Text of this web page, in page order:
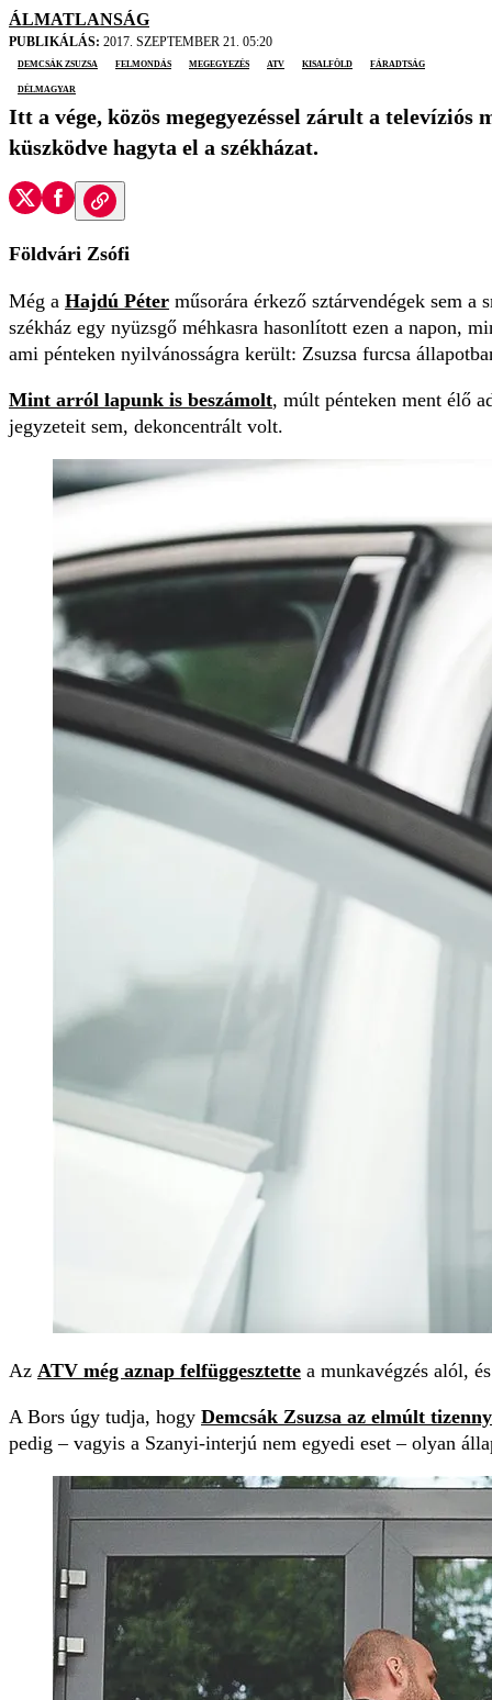
ÁLMATLANSÁG
PUBLIKÁLÁS: 2017. SZEPTEMBER 21. 05:20
Demcsák Zsuzsa
felmondás megegyezés ATV Kisalföld
fáradtság
Délmagyar
Itt a vége, közös megegyezéssel zárult a
küszködve hagyta el a székházat.
Földvári Zsófi
Még a Hajdú Péter műsorára érkező sztárvendégek sem
székház egy nyüzsgő méhkasra hasonlított ezen a napon,
ami pénteken nyilvánosságra került: Zsuzsa furcsa
Mint arról lapunk is beszámolt, múlt pénteken ment élő
jegyzeteit sem, dekoncentrált volt.
Az ATV még aznap felfüggesztette a munkavégzés alól,
A Bors úgy tudja, hogy Demcsák Zsuzsa az elmúlt
pedig – vagyis a Szanyi-interjú nem egyedi eset – olyan